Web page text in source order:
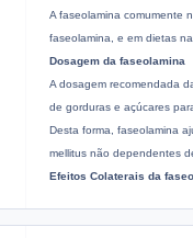
A faseolamina comumente
faseolamina, e em dietas
Dosagem da faseolamina
A dosagem recomendada
de gorduras e açúcares
Desta forma, faseolamina
mellitus não dependentes
Efeitos Colaterais da